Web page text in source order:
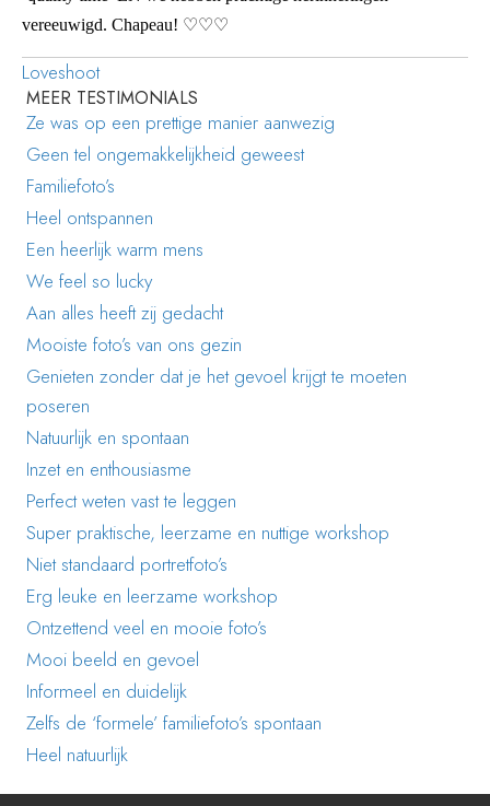
vereeuwigd. Chapeau! ♡♡♡
Loveshoot
MEER TESTIMONIALS
Ze was op een prettige manier aanwezig
Geen tel ongemakkelijkheid geweest
Familiefoto’s
Heel ontspannen
Een heerlijk warm mens
We feel so lucky
Aan alles heeft zij gedacht
Mooiste foto’s van ons gezin
Genieten zonder dat je het gevoel krijgt te moeten
poseren
Natuurlijk en spontaan
Inzet en enthousiasme
Perfect weten vast te leggen
Super praktische, leerzame en nuttige workshop
Niet standaard portretfoto’s
Erg leuke en leerzame workshop
Ontzettend veel en mooie foto’s
Mooi beeld en gevoel
Informeel en duidelijk
Zelfs de ‘formele’ familiefoto’s spontaan
Heel natuurlijk